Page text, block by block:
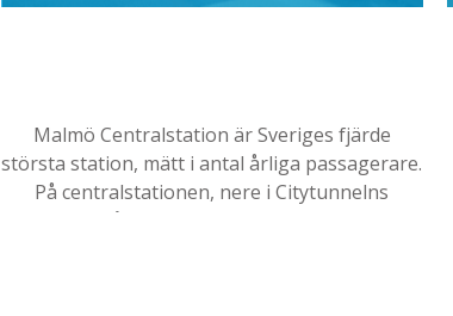
Malmö Centralstation är Sveriges fjärde
största station, mätt i antal årliga passagerare.
På centralstationen, nere i Citytunnelns
avgångshall, finns det mycket